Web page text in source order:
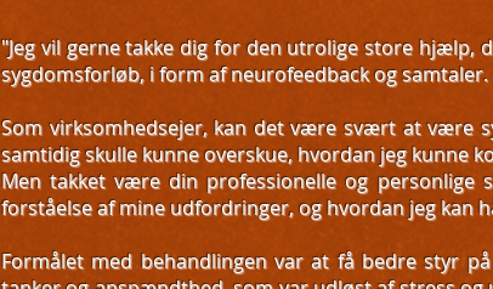
"Jeg vil gerne takke dig for den utrolige store hjælp,
sygdomsforløb, i form af neurofeedback og samtaler.
Som virksomhedsejer, kan det være svært at være
samtidig skulle kunne overskue, hvordan jeg kunne
Men takket være din professionelle og personlige
forståelse af mine udfordringer, og hvordan jeg kan
Formålet med behandlingen var at få bedre styr